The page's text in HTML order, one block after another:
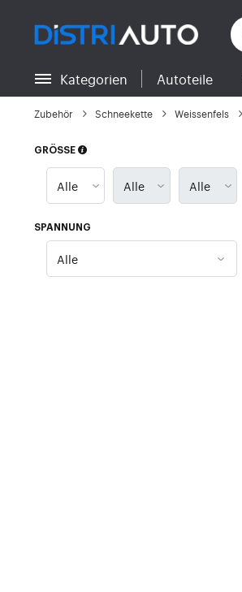
Zurück zu den Kategorien
Kategorien Autoteile
Zubehör Schneekette Weissenfels
GRÖSSE
SPANNUNG